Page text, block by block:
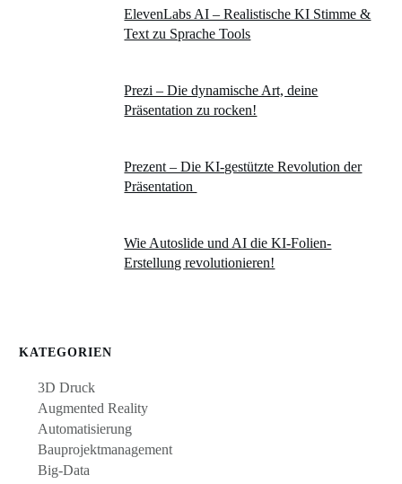
ElevenLabs AI – Realistische KI Stimme &
Text zu Sprache Tools
Prezi – Die dynamische Art, deine
Präsentation zu rocken!
Prezent – Die KI-gestützte Revolution der
Präsentation
Wie Autoslide und AI die KI-Folien-
Erstellung revolutionieren!
KATEGORIEN
3D Druck
Augmented Reality
Automatisierung
Bauprojektmanagement
Big-Data